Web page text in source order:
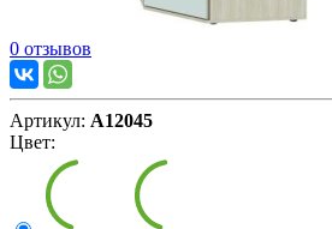
0 отзывов
Артикул: А12045
Цвет: